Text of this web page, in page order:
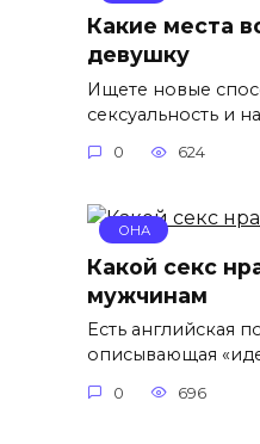
Какие места
девушку
Ищете новые
сексуальность и
0 624
ОНА
Какой секс
мужчинам
Есть английская
описывающая
0 696